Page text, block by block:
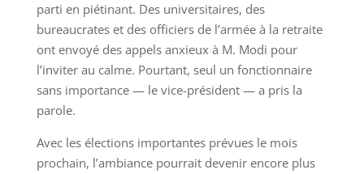
parti en piétinant. Des universitaires, des
bureaucrates et des officiers de l’armée à la retraite
ont envoyé des appels anxieux à M. Modi pour
l’inviter au calme. Pourtant, seul un fonctionnaire
sans importance — le vice-président — a pris la
parole.
Avec les élections importantes prévues le mois
prochain, l’ambiance pourrait devenir encore plus